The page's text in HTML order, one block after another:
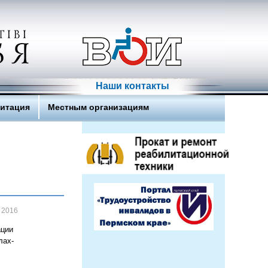
Наши контакты
Местным организациям